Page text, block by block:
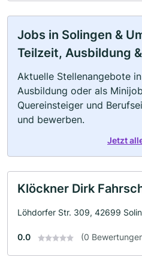
Jobs in Solingen &
Teilzeit, Ausbildung
Aktuelle Stellenangebote
Ausbildung oder als
Quereinsteiger und
und bewerben.
Jetzt
Klöckner Dirk
Löhdorfer Str. 309, 42699
0.0 (0